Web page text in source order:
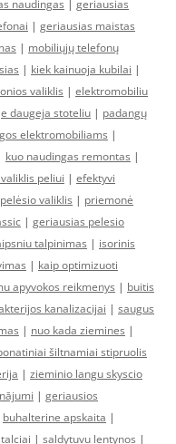
naudingas | geriausias
| geriausias maistas
| mobiliųjų telefonų
| kiek kainuoja kubilai |
valiklis | elektromobiliu
daugeja stoteliu | padangų
elektromobiliams |
kuo naudingas remontas |
peliui | efektyvi
valiklis | priemonė
| geriausias pelesio
talpinimas | isorinis
| kaip optimizuoti
apyvokos reikmenys | buitis
kanalizacijai | saugus
| nuo kada ziemines |
šiltnamiai stipruolis
| zieminio langu skyscio
| geriausios
buhalterine apskaita |
| saldytuvu lentynos |